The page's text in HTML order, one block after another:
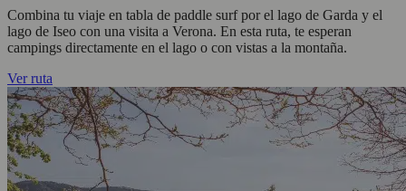
Combina tu viaje en tabla de paddle surf por el lago de Garda y el
lago de Iseo con una visita a Verona. En esta ruta, te esperan
campings directamente en el lago o con vistas a la montaña.
Ver ruta